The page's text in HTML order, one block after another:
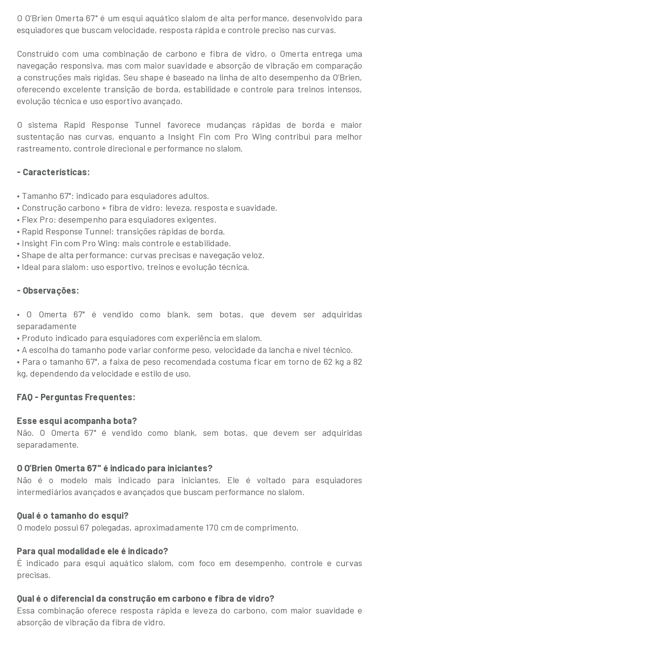
O O’Brien Omerta 67" é um esqui aquático slalom de alta performance, desenvolvido para
esquiadores que buscam velocidade, resposta rápida e controle preciso nas curvas.
Construído com uma combinação de carbono e fibra de vidro, o Omerta entrega uma
navegação responsiva, mas com maior suavidade e absorção de vibração em comparação
a construções mais rígidas. Seu shape é baseado na linha de alto desempenho da O’Brien,
oferecendo excelente transição de borda, estabilidade e controle para treinos intensos,
evolução técnica e uso esportivo avançado.
O sistema Rapid Response Tunnel favorece mudanças rápidas de borda e maior
sustentação nas curvas, enquanto a Insight Fin com Pro Wing contribui para melhor
rastreamento, controle direcional e performance no slalom.
- Características:
• Tamanho 67": indicado para esquiadores adultos.
• Construção carbono + fibra de vidro: leveza, resposta e suavidade.
• Flex Pro: desempenho para esquiadores exigentes.
• Rapid Response Tunnel: transições rápidas de borda.
• Insight Fin com Pro Wing: mais controle e estabilidade.
• Shape de alta performance: curvas precisas e navegação veloz.
• Ideal para slalom: uso esportivo, treinos e evolução técnica.
- Observações:
• O Omerta 67" é vendido como blank, sem botas, que devem ser adquiridas
separadamente
• Produto indicado para esquiadores com experiência em slalom.
• A escolha do tamanho pode variar conforme peso, velocidade da lancha e nível técnico.
• Para o tamanho 67", a faixa de peso recomendada costuma ficar em torno de 62 kg a 82
kg, dependendo da velocidade e estilo de uso.
FAQ - Perguntas Frequentes:
Esse esqui acompanha bota?
Não. O Omerta 67" é vendido como blank, sem botas, que devem ser adquiridas
separadamente.
O O’Brien Omerta 67" é indicado para iniciantes?
Não é o modelo mais indicado para iniciantes. Ele é voltado para esquiadores
intermediários avançados e avançados que buscam performance no slalom.
Qual é o tamanho do esqui?
O modelo possui 67 polegadas, aproximadamente 170 cm de comprimento.
Para qual modalidade ele é indicado?
É indicado para esqui aquático slalom, com foco em desempenho, controle e curvas
precisas.
Qual é o diferencial da construção em carbono e fibra de vidro?
Essa combinação oferece resposta rápida e leveza do carbono, com maior suavidade e
absorção de vibração da fibra de vidro.